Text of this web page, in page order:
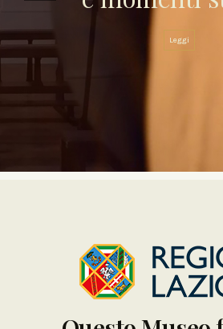
Leggi